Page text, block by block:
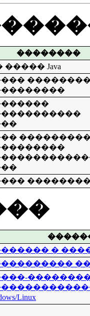
��������
Java
� ����
Linux